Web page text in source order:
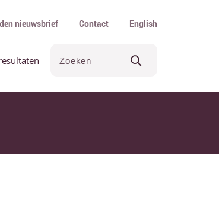
nieuwsbrief Contact English